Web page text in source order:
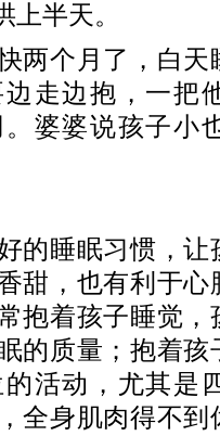
半天。
个月了，白天
走边抱，一把
婆婆说孩子小
睡眠习惯，让
甜，也有利于
抱着孩子睡觉
的质量；抱着
活动，尤其是
全身肌肉得不